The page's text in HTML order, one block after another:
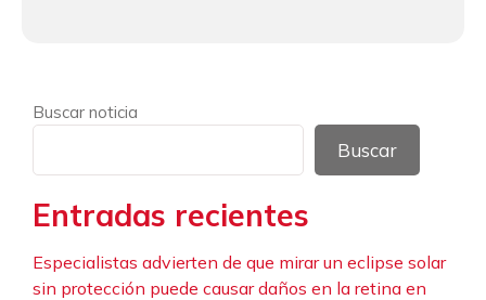
Buscar noticia
Buscar
Entradas recientes
Especialistas advierten de que mirar un eclipse solar
sin protección puede causar daños en la retina en